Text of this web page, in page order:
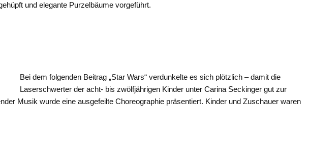
und elegante Purzelbäume vorgeführt.
Bei dem folgenden Beitrag „Star Wars“ verdunkelte es sich plötzlich – damit die
Laserschwerter der acht- bis zwölfjährigen Kinder unter Carina Seckinger gut zur
Musik wurde eine ausgefeilte Choreographie präsentiert. Kinder und Zuschauer waren